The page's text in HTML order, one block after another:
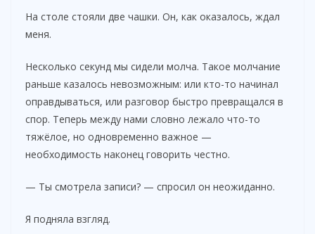
На столе стояли две чашки. Он, как оказалось, ждал
меня.
Несколько секунд мы сидели молча. Такое молчание
раньше казалось невозможным: или кто-то начинал
оправдываться, или разговор быстро превращался в
спор. Теперь между нами словно лежало что-то
тяжёлое, но одновременно важное —
необходимость наконец говорить честно.
— Ты смотрела записи? — спросил он неожиданно.
Я подняла взгляд.